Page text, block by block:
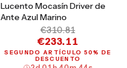
Lucento Mocasín Driver de
Ante Azul Marino
€310.81
€233.11
SEGUNDO ARTÍCULO 50% DE
DESCUENTO